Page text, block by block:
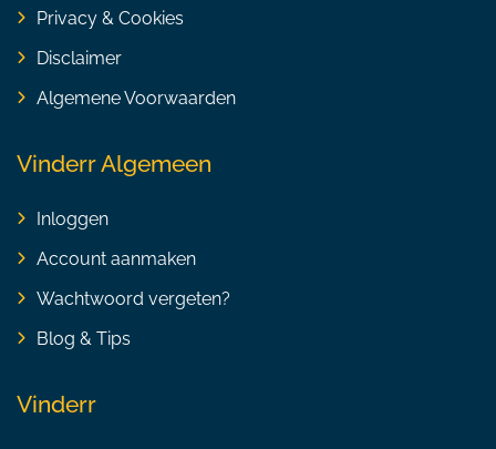
Privacy & Cookies
Disclaimer
Algemene Voorwaarden
Vinderr Algemeen
Inloggen
Account aanmaken
Wachtwoord vergeten?
Blog & Tips
Vinderr